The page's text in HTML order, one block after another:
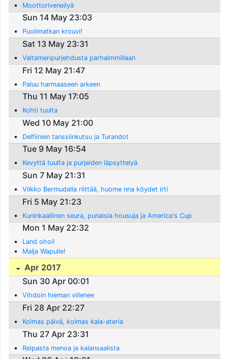
Moottoriveneilyä
Sun 14 May 23:03
Puolimatkan krouvi!
Sat 13 May 23:31
Valtameripurjehdusta parhaimmillaan
Fri 12 May 21:47
Paluu harmaaseen arkeen
Thu 11 May 17:05
Kohti tuulta
Wed 10 May 21:00
Delfiinien tanssiinkutsu ja Turandot
Tue 9 May 16:54
Kevyttä tuulta ja purjeiden läpsyttelyä
Sun 7 May 21:31
Viikko Bermudalla riittää, huome nna köydet irti
Fri 5 May 21:23
Kuninkaallinen seura, punaisia housuja ja America's Cup
Mon 1 May 22:32
Land ohoi!
Malja Wapulle!
Apr 2017
Sun 30 Apr 00:01
Vihdoin hieman viilenee
Fri 28 Apr 22:27
Kolmas päivä, kolmas kala-ateria
Thu 27 Apr 23:31
Reipasta menoa ja kalansaalista